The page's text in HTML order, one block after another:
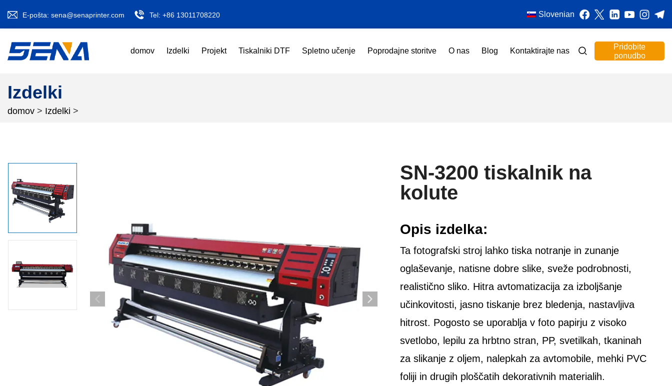
E-pošta: sena@senaprinter.com Tel: +86 13011708220 Slovenian
domov Izdelki Projekt Tiskalniki DTF Spletno učenje Poprodajne storitve O nas Blog Kontaktirajte nas
Pridobite
ponudbo
Izdelki
domov > Izdelki >
SN-3200 tiskalnik na
kolute
Opis izdelka:
Ta fotografski stroj lahko tiska notranje in zunanje
oglaševanje, natisne dobre slike, sveže podrobnosti,
realistično sliko. Hitra avtomatizacija za izboljšanje
učinkovitosti, jasno tiskanje brez bledenja, nastavljiva
hitrost. Pogosto se uporablja v foto papirju z visoko
svetlobo, lepilu za hrbtno stran, PP, svetilkah, tkaninah
za slikanje z oljem, nalepkah za avtomobile, mehki PVC
foliji in drugih ploščatih dekorativnih materialih.